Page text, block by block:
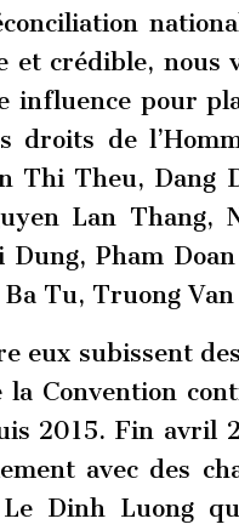
et crédible, nous
influence pour
droits de
Thi Theu, Dang
Lan Thang,
Dung, Pham
Tu, Truong
eux subissent
la Convention
2015. Fin avril
avec des
Le Dinh Luong